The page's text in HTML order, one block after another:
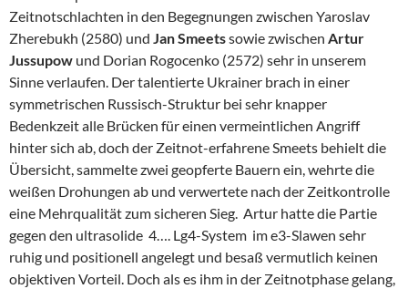
Zeitnotschlachten in den Begegnungen zwischen Yaroslav
Zherebukh (2580) und Jan Smeetssowie zwischen Artur
Jussupow und Dorian Rogocenko (2572) sehr in unserem
Sinne verlaufen. Der talentierte Ukrainer brach in einer
symmetrischen Russisch-Struktur bei sehr knapper
Bedenkzeit alle Brücken für einen vermeintlichen Angriff
hinter sich ab, doch der Zeitnot-erfahrene Smeets behielt die
Übersicht, sammelte zwei geopferte Bauern ein, wehrte die
weißen Drohungen ab und verwertete nach der Zeitkontrolle
eine Mehrqualität zum sicheren Sieg. Artur hatte die Partie
gegen den ultrasolide 4…. Lg4-System im e3-Slawen sehr
ruhig und positionell angelegt und besaß vermutlich keinen
objektiven Vorteil. Doch als es ihm in der Zeitnotphase gelang,